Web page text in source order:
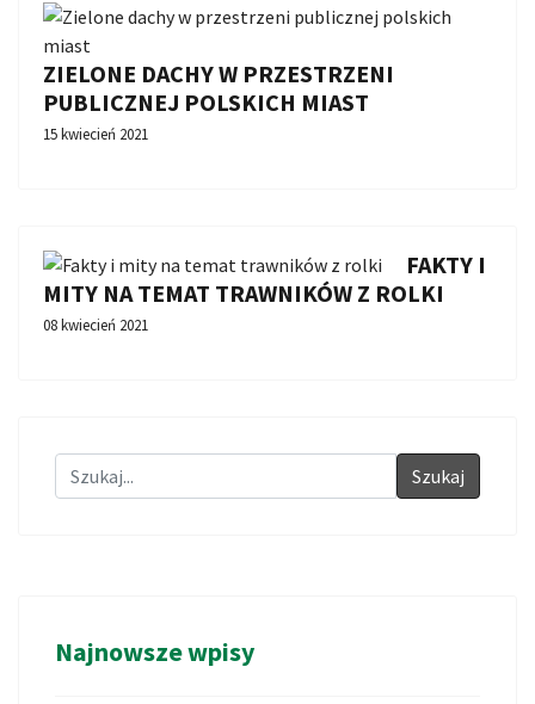
ZIELONE DACHY W PRZESTRZENI
PUBLICZNEJ POLSKICH MIAST
15 kwiecień 2021
FAKTY I
MITY NA TEMAT TRAWNIKÓW Z ROLKI
08 kwiecień 2021
Szukaj
Najnowsze wpisy